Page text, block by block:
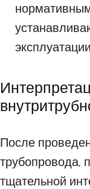
После
трубопровода,
тщательной